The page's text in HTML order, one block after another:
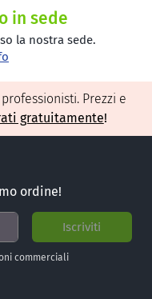
in sede
la nostra sede.
Prezzi e
gratuitamente!
ordine!
commerciali